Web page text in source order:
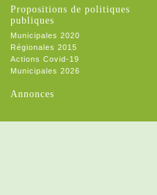
Propositions de politiques
publiques
Municipales 2020
Régionales 2015
Actions Covid-19
Municipales 2026
Annonces